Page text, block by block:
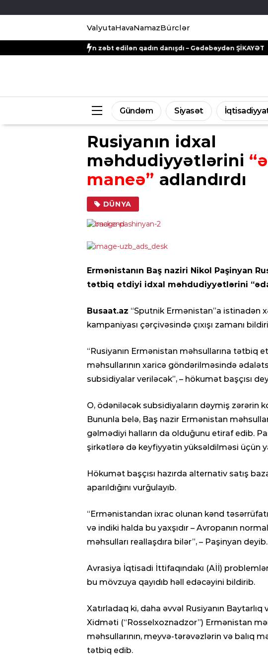
ValyutaHavaNamazBürclər
tərəfindən zəbt edilən qadın danışdı – Gədəbəydən ŞİKAYƏT “Ganjavi
Gündəm Siyasət
Rusiyanın idxal
məhdudiyyətlərini
maneə” adlandırdı
DÜNYA
Ermənistanın Baş naziri Nikol Paşinyan
tətbiq etdiyi idxal məhdudiyyətlərini
Busaat.az “Sputnik Ermənistan”a istinadən
kampaniyası çərçivəsində çıxışı zamanı
“Rusiyanın Ermənistan məhsullarına tətbiq
məhsullarının xaricə göndərilməsində
subsidiyalar veriləcək”, – hökumət başçısı
O, ödəniləcək subsidiyaların dəymiş zərərin
Bununla belə, Baş nazir Ermənistan
gəlmədiyi halların da olduğunu etiraf edib.
şirkətlərə də keyfiyyətin yüksəldilməsi üçün
Hökumət başçısı hazırda alternativ satış
aparıldığını vurğulayıb.
“Ermənistandan ixrac olunan kənd
və indiki halda bu yaxşıdır – Avropanın
məhsulları reallaşdıra bilər”, – Paşinyan deyib.
Avrasiya İqtisadi İttifaqındakı (Aİİ)
bu mövzuya qayıdıb həll edəcəyini bildirib.
Xatırladaq ki, daha əvvəl Rusiyanın
Xidməti (“Rosselxoznadzor”) Ermənistan
məhsullarının, meyvə-tərəvəzlərin və balıq
tətbiq edib.